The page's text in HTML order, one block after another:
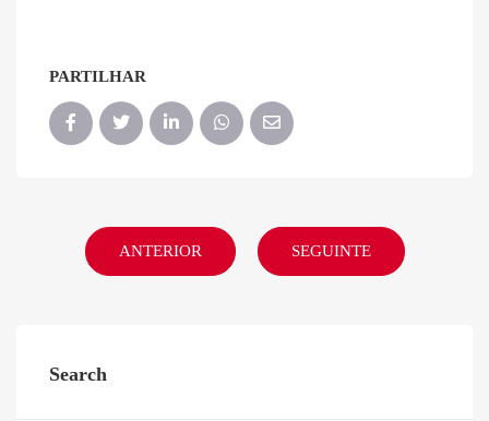
PARTILHAR
ANTERIOR SEGUINTE
Search